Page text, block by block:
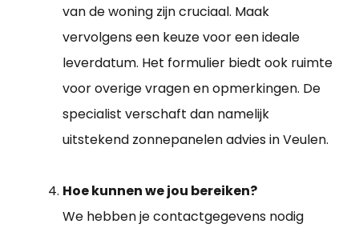
van de woning zijn cruciaal. Maak
vervolgens een keuze voor een ideale
leverdatum. Het formulier biedt ook ruimte
voor overige vragen en opmerkingen. De
specialist verschaft dan namelijk
uitstekend zonnepanelen advies in Veulen.
Hoe kunnen we jou bereiken?
We hebben je contactgegevens nodig